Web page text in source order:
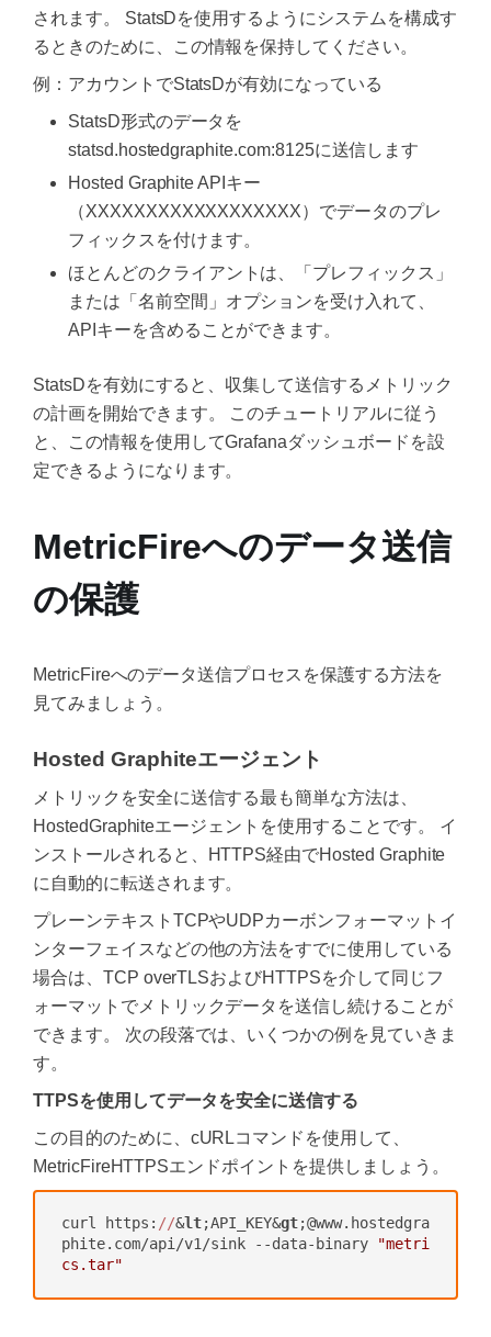
されます。 StatsDを使用するようにシステムを構成す
るときのために、この情報を保持してください。
例：アカウントでStatsDが有効になっている
StatsD形式のデータを
statsd.hostedgraphite.com:8125に送信します
Hosted Graphite APIキー
（XXXXXXXXXXXXXXXXXX）でデータのプレ
フィックスを付けます。
ほとんどのクライアントは、「プレフィックス」
または「名前空間」オプションを受け入れて、
APIキーを含めることができます。
StatsDを有効にすると、収集して送信するメトリック
の計画を開始できます。 このチュートリアルに従う
と、この情報を使用してGrafanaダッシュボードを設
定できるようになります。
MetricFireへのデータ送信
の保護
MetricFireへのデータ送信プロセスを保護する方法を
見てみましょう。
Hosted Graphiteエージェント
メトリックを安全に送信する最も簡単な方法は、
HostedGraphiteエージェントを使用することです。 イ
ンストールされると、HTTPS経由でHosted Graphite
に自動的に転送されます。
プレーンテキストTCPやUDPカーボンフォーマットイ
ンターフェイスなどの他の方法をすでに使用している
場合は、TCP overTLSおよびHTTPSを介して同じフ
ォーマットでメトリックデータを送信し続けることが
できます。 次の段落では、いくつかの例を見ていきま
す。
TTPSを使用してデータを安全に送信する
この目的のために、cURLコマンドを使用して、
MetricFireHTTPSエンドポイントを提供しましょう。
‍curl https: //&lt;API_KEY&gt;@www.hostedgra
phite.com/api/v1/sink --data-binary
"metri
cs.tar"